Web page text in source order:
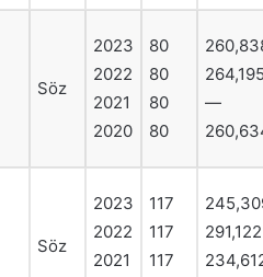
Söz
2023
2022
2021
2020
80
80
80
80
—
Söz
2023
2022
2021
117
117
117
291,122